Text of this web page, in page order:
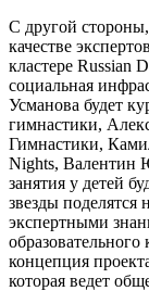
С другой
качестве
кластере Russian
социальная
Усманова будет
гимнастики,
Гимнастики,
Nights, Валентин
занятия у детей
звезды поделятся
экспертными
концепция
которая ведет